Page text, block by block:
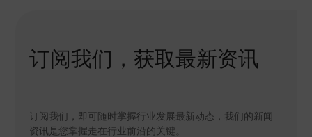
订阅我们，获取最新资讯
订阅我们，即可随时掌握行业发展最新动态，我们的新闻
资讯是您掌握走在行业前沿的关键。